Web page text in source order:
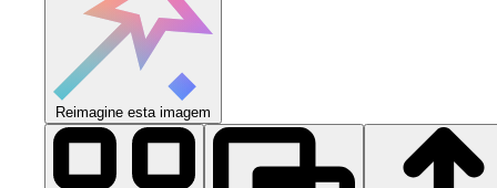
Reimagine esta imagem